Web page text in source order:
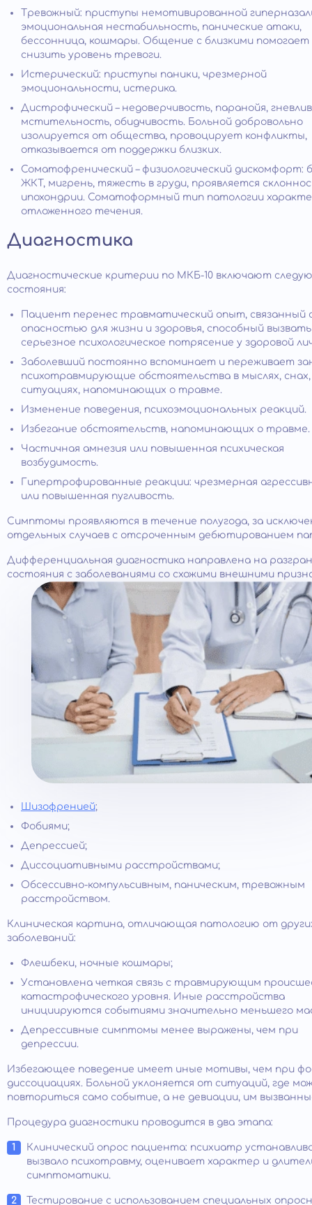
Тревожный: приступы немотивированной
эмоциональная нестабильность, панические атаки,
бессонница, кошмары. Общение с близкими помогает
снизить уровень тревоги.
Истерический: приступы паники, чрезмерной
эмоциональности, истерика.
Дистрофический – недоверчивость, паранойя,
мстительность, обидчивость. Больной добровольно
изолируется от общества, провоцирует конфликты,
отказывается от поддержки близких.
Соматофренический – физиологический дискомфорт:
ЖКТ, мигрень, тяжесть в груди, проявляется
ипохондрии. Соматоформный тип патологии
отложенного течения.
Диагностика
Диагностические критерии по МКБ-10 включают
состояния:
Пациент перенес травматический опыт, связанный
опасностью для жизни и здоровья, способный вызвать
серьезное психологическое потрясение у здоровой
Заболевший постоянно вспоминает и переживает
психотравмирующие обстоятельства в мыслях, снах,
ситуациях, напоминающих о травме.
Изменение поведения, психоэмоциональных реакций.
Избегание обстоятельств, напоминающих о травме.
Частичная амнезия или повышенная психическая
возбудимость.
Гипертрофированные реакции: чрезмерная
или повышенная пугливость.
Симптомы проявляются в течение полугода, за
отдельных случаев с отсроченным дебютированием
Дифференциальная диагностика направлена на
состояния с заболеваниями со схожими внешними
Шизофренией;
Фобиями;
Депрессией;
Диссоциативными расстройствами;
Обсессивно-компульсивным, паническим, тревожным
расстройством.
Клиническая картина, отличающая патологию от
заболеваний:
Флешбеки, ночные кошмары;
Установлена четкая связь с травмирующим
катастрофического уровня. Иные расстройства
инициируются событиями значительно меньшего
Депрессивные симптомы менее выражены, чем при
депрессии.
Избегающее поведение имеет иные мотивы, чем при
диссоциациях. Больной уклоняется от ситуаций, где
повториться само событие, а не девиации, им
Процедура диагностики проводится в два этапа:
Клинический опрос пациента: психиатр
вызвало психотравму, оценивает характер и
симптоматики.
Тестирование с использованием специальных